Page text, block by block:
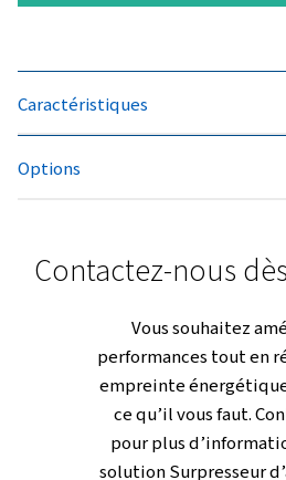
conçue pour
d’utilisation,
avec un
découpe
métallurgie
bouteilles,
vous permet de
qui